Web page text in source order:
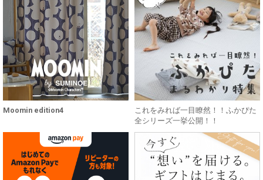
Moomin edition4
これをみれば一目瞭然！！ふかぴた
全シリーズ一挙公開！！